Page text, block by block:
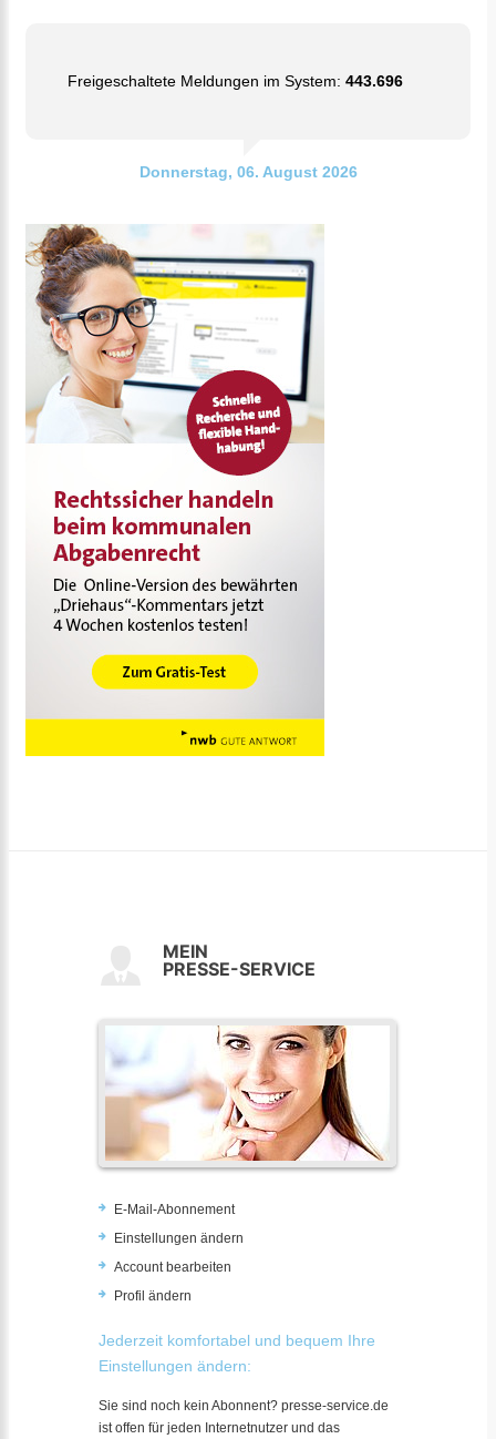
Freigeschaltete Meldungen im System: 443.696
Donnerstag, 06. August 2026
MEIN
PRESSE-SERVICE
E-Mail-Abonnement
Einstellungen ändern
Account bearbeiten
Profil ändern
Jederzeit komfortabel und bequem Ihre
Einstellungen ändern:
Sie sind noch kein Abonnent? presse-service.de
ist offen für jeden Internetnutzer und das